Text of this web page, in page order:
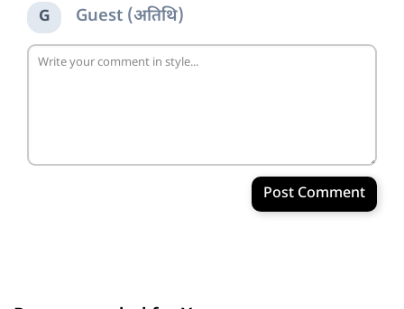
G Guest (अतिथि)
Post Comment